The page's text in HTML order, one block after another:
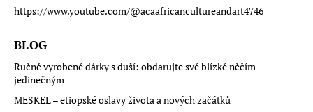
https://www.youtube.com/@acaafricancultureandart4746
BLOG
Ručně vyrobené dárky s duší: obdarujte své blízké něčím
jedinečným
MESKEL – etiopské oslavy života a nových začátků